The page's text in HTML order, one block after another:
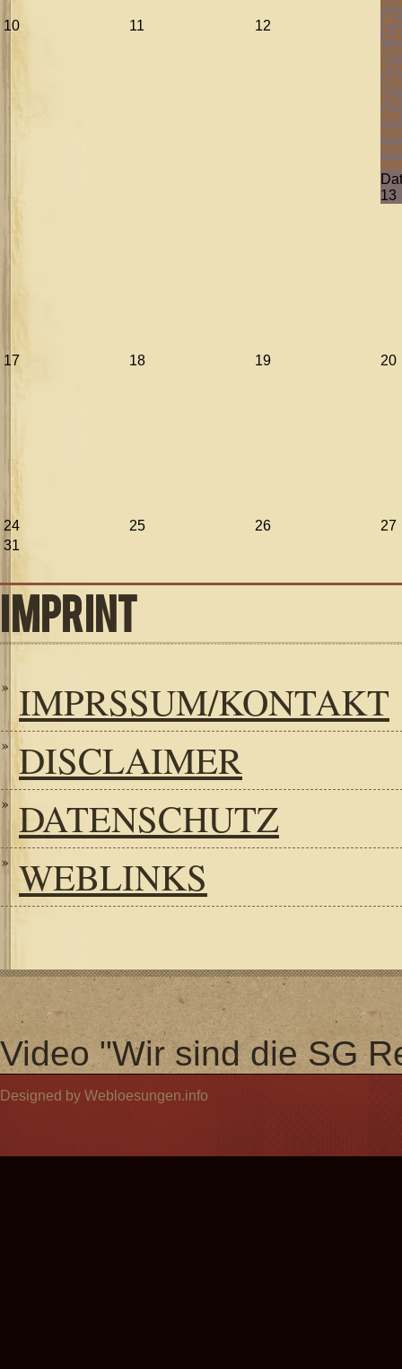
10 11 12
13
17 18 19 20
24 25 26
27
31
IMPRINT
IMPRSSUM/KONTAKT
DISCLAIMER
DATENSCHUTZ
WEBLINKS
Video "Wir sind die SG
Designed by Webloesungen.info